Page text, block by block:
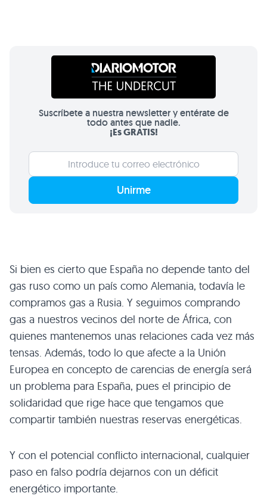
Suscríbete a nuestra newsletter y entérate de
todo antes que nadie.
¡Es GRATIS!
Unirme
Si bien es cierto que España no depende tanto del
gas ruso como un país como Alemania, todavía le
compramos gas a Rusia. Y seguimos comprando
gas a nuestros vecinos del norte de África, con
quienes mantenemos unas relaciones cada vez más
tensas. Además, todo lo que afecte a la Unión
Europea en concepto de carencias de energía será
un problema para España, pues el principio de
solidaridad que rige hace que tengamos que
compartir también nuestras reservas energéticas.
Y con el potencial conflicto internacional, cualquier
paso en falso podría dejarnos con un déficit
energético importante.